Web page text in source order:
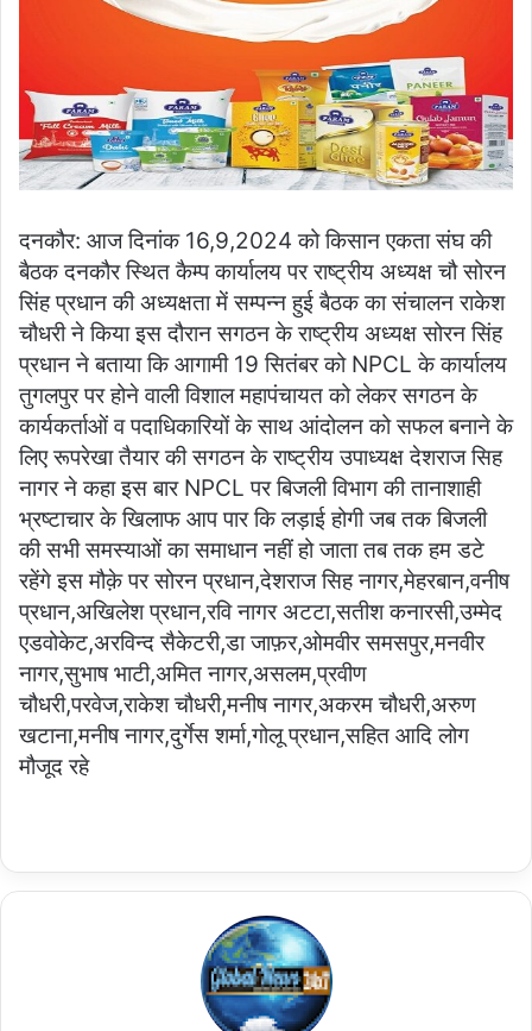
दनकौर: आज दिनांक 16,9,2024 को किसान एकता संघ की
बैठक दनकौर स्थित कैम्प कार्यालय पर राष्ट्रीय अध्यक्ष चौ सोरन
सिंह प्रधान की अध्यक्षता में सम्पन्न हुई बैठक का संचालन राकेश
चौधरी ने किया इस दौरान सगठन के राष्ट्रीय अध्यक्ष सोरन सिंह
प्रधान ने बताया कि आगामी 19 सितंबर को NPCL के कार्यालय
तुगलपुर पर होने वाली विशाल महापंचायत को लेकर सगठन के
कार्यकर्ताओं व पदाधिकारियों के साथ आंदोलन को सफल बनाने के
लिए रूपरेखा तैयार की सगठन के राष्ट्रीय उपाध्यक्ष देशराज सिह
नागर ने कहा इस बार NPCL पर बिजली विभाग की तानाशाही
भ्रष्टाचार के खिलाफ आप पार कि लड़ाई होगी जब तक बिजली
की सभी समस्याओं का समाधान नहीं हो जाता तब तक हम डटे
रहेंगे इस मौक़े पर सोरन प्रधान,देशराज सिह नागर,मेहरबान,वनीष
प्रधान,अखिलेश प्रधान,रवि नागर अटटा,सतीश कनारसी,उम्मेद
एडवोकेट,अरविन्द सैकेटरी,डा जाफ़र,ओमवीर समसपुर,मनवीर
नागर,सुभाष भाटी,अमित नागर,असलम,प्रवीण
चौधरी,परवेज,राकेश चौधरी,मनीष नागर,अकरम चौधरी,अरुण
खटाना,मनीष नागर,दुर्गेस शर्मा,गोलू प्रधान,सहित आदि लोग
मौजूद रहे